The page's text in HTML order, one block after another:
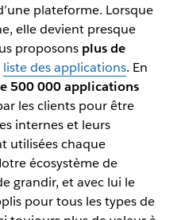
plateforme. Lorsque
elle devient presque
proposons plus de
liste des applications. En
500 000 applications
les clients pour être
internes et leurs
utilisées chaque
écosystème de
grandir, et avec lui le
pour tous les types de